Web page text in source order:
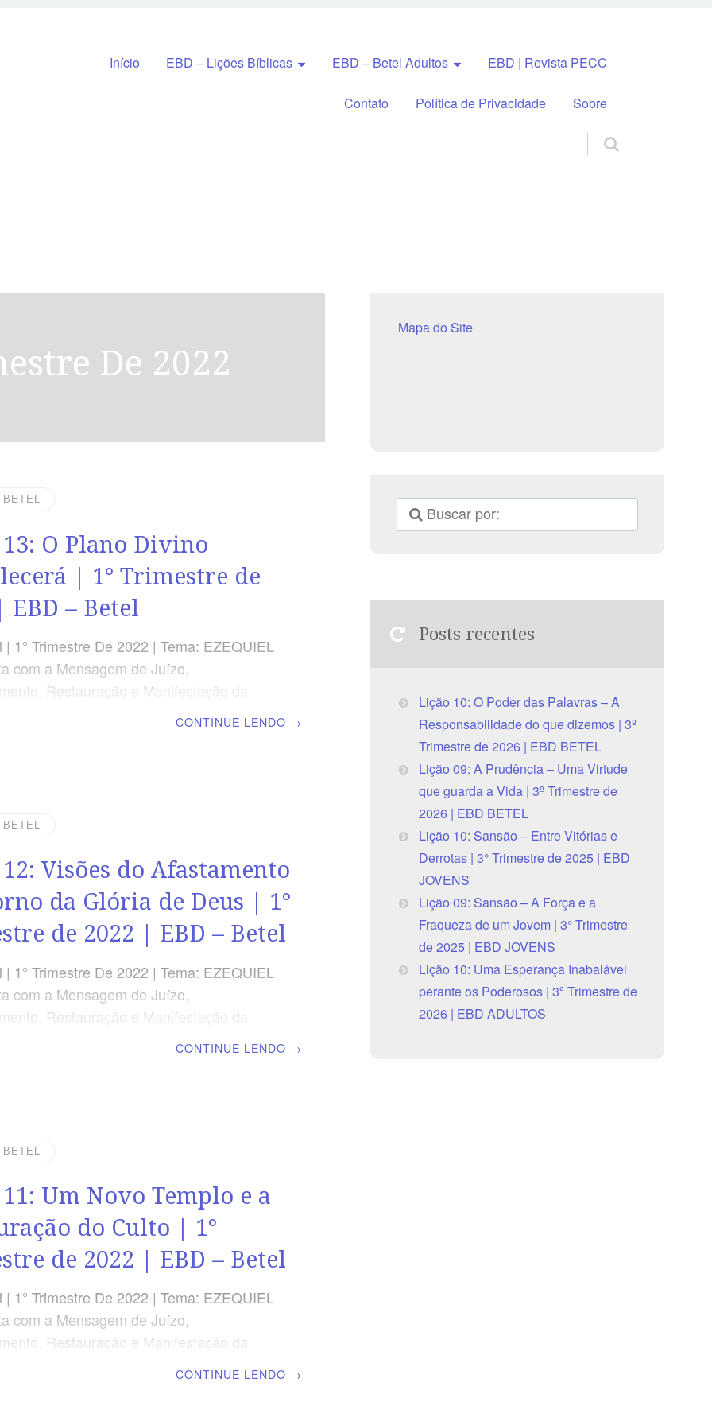
Pular para o conteúdo
Início EBD – Lições Bíblicas EBD – Betel Adultos EBD | Revista PECC
Contato Política de Privacidade Sobre
De 2022
BETEL
O Plano Divino
| 1° Trimestre de
EBD – Betel
| 1° Trimestre De 2022 | Tema: EZEQUIEL
com a Mensagem de Juízo,
Restauração e Manifestação da
será cumprido, pois o Senhor é o Todo-
destruir o povo de Deus.Ressaltar
plano divino e a escatologia.Ensinar sobre
CONTINUE LENDO →
BETEL
Visões do Afastamento
da Glória de Deus | 1°
de 2022 | EBD – Betel
| 1° Trimestre De 2022 | Tema: EZEQUIEL
com a Mensagem de Juízo,
Restauração e Manifestação da
a viver em santidade para que se
com Deus. OBJETIVOS DA LIÇÃO
Deus
CONTINUE LENDO →
Um Novo Templo e a
do Culto | 1°
de 2022 | EBD – Betel
| 1° Trimestre De 2022 | Tema: EZEQUIEL
com a Mensagem de Juízo,
Restauração e Manifestação da
CONTINUE LENDO →
Mapa do Site
Posts recentes
Lição 10: O Poder das Palavras – A
Responsabilidade do que dizemos | 3º
Trimestre de 2026 | EBD BETEL
Lição 09: A Prudência – Uma Virtude
que guarda a Vida | 3º Trimestre de
2026 | EBD BETEL
Lição 10: Sansão – Entre Vitórias e
Derrotas | 3° Trimestre de 2025 | EBD
JOVENS
Lição 09: Sansão – A Força e a
Fraqueza de um Jovem | 3° Trimestre
de 2025 | EBD JOVENS
Lição 10: Uma Esperança Inabalável
perante os Poderosos | 3º Trimestre de
2026 | EBD ADULTOS